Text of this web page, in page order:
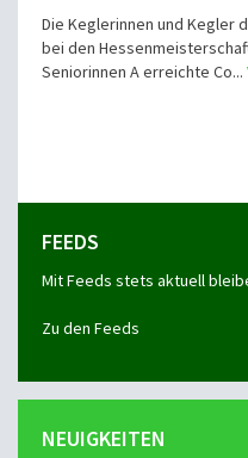
Die Keglerinnen und Kegler
bei den
Seniorinnen A erreichte Co...
FEEDS
Mit Feeds stets aktuell
Zu den Feeds
NEUIGKEITEN